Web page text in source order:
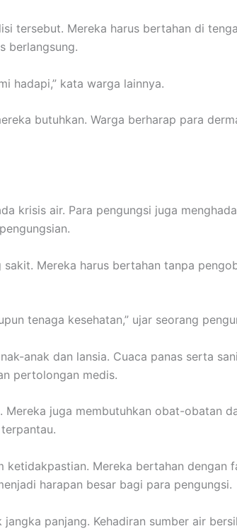
tersebut. Mereka harus bertahan di
berlangsung.
hadapi,” kata warga lainnya.
butuhkan. Warga berharap para
krisis air. Para pengungsi juga
Mereka harus bertahan tanpa
tenaga kesehatan,” ujar seorang
anak dan lansia. Cuaca panas serta
pertolongan medis.
juga membutuhkan obat-obatan
Mereka bertahan dengan
harapan besar bagi para pengungsi.
panjang. Kehadiran sumber air